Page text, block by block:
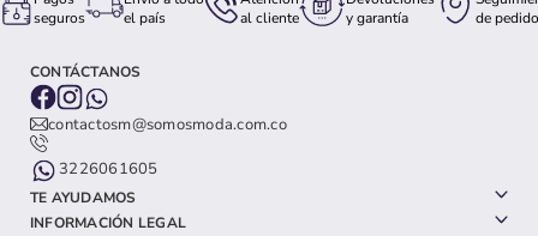
seguros
el país
al cliente
y garantía
de pedido
CONTÁCTANOS
contactosm@somosmoda.com.co
3226061605
TE AYUDAMOS
INFORMACIÓN LEGAL